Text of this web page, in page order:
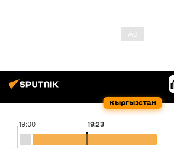
Кыргызстан
19:00 19:23